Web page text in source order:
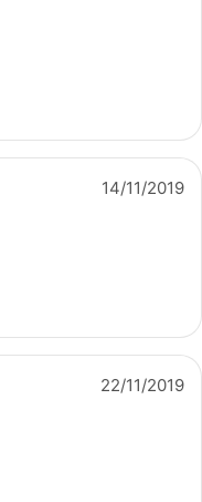
14/11/2019
22/11/2019